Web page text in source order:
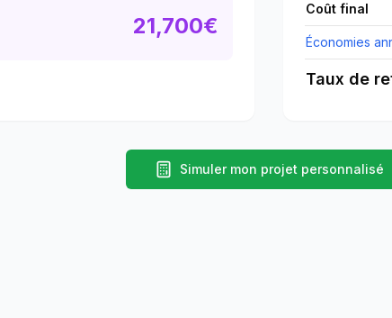
21,700€
Coût final
Économies
Taux de
Simuler mon projet personnalisé